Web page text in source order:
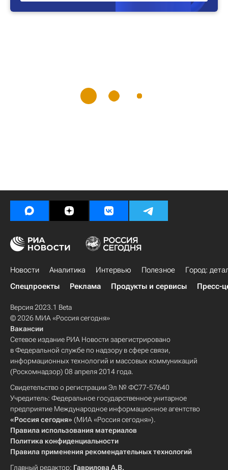
Новости Аналитика Интервью Полезное
Город:
Спецпроекты
Реклама Продукты и сервисы Пресс-
Версия 2023.1 Beta
© 2026 МИА «Россия сегодня»
Вакансии
Сетевое издание РИА Новости зарегистрировано
в Федеральной службе по надзору в сфере связи,
информационных технологий и массовых коммуникаций
(Роскомнадзор) 08 апреля 2014 года.
Свидетельство о регистрации Эл № ФС77-57640
Учредитель: Федеральное государственное унитарное
предприятие Международное информационное агентство
«Россия сегодня» (МИА «Россия сегодня»).
Правила использования материалов
Политика конфиденциальности
Правила применения рекомендательных технологий
Главный редактор: Гаврилова А.В.